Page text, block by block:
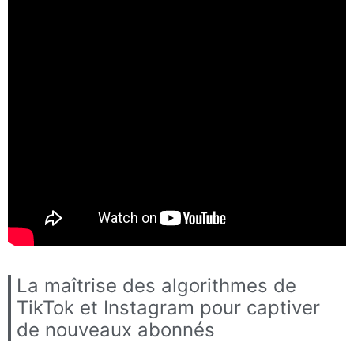
La maîtrise des algorithmes de
TikTok et Instagram pour captiver
de nouveaux abonnés